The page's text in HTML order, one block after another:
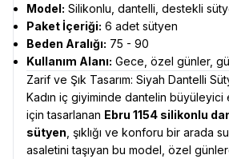
Model: Silikonlu, dantelli, destekli
Paket İçeriği: 6 adet sütyen
Beden Aralığı: 75 - 90
Kullanım Alanı: Gece, özel günler,
Zarif ve Şık Tasarım: Siyah Dantelli
Kadın iç giyiminde dantelin
için tasarlanan Ebru 1154 silikonlu
sütyen , şıklığı ve konforu bir arada
asaletini taşıyan bu model, özel